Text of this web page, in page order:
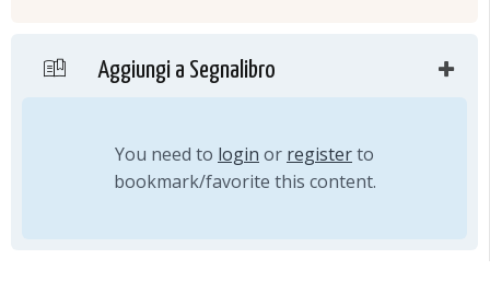
Aggiungi a Segnalibro
You need to login or registerto
bookmark/favorite this content.